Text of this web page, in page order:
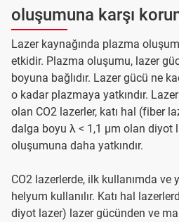
oluşumuna karşı
Lazer kaynağında plazma
etkidir. Plazma oluşumu, lazer
boyuna bağlıdır. Lazer gücü ne
o kadar plazmaya yatkındır.
olan CO2 lazerler, katı hal (fiber
dalga boyu λ < 1,1 µm olan diyot
oluşumuna daha yatkındır.
CO2 lazerlerde, ilk kullanımda ve
helyum kullanılır. Katı hal
diyot lazer) lazer gücünden ve